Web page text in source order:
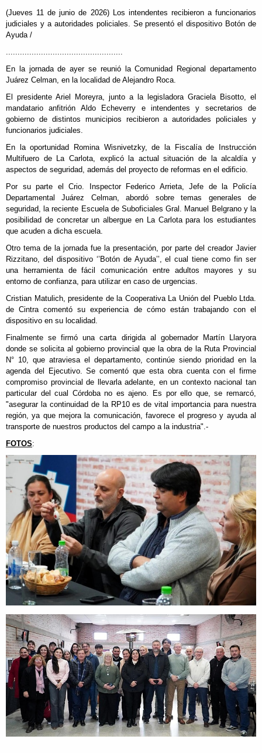
(Jueves 11 de junio de 2026) Los intendentes recibieron a funcionarios
judiciales y a autoridades policiales. Se presentó el dispositivo Botón de
Ayuda /
En la jornada de ayer se reunió la Comunidad Regional departamento
Juárez Celman, en la localidad de Alejandro Roca.
El presidente Ariel Moreyra, junto a la legisladora Graciela Bisotto, el
mandatario anfitrión Aldo Echeverry e intendentes y secretarios de
gobierno de distintos municipios recibieron a autoridades policiales y
funcionarios judiciales.
En la oportunidad Romina Wisnivetzky, de la Fiscalía de Instrucción
Multifuero de La Carlota, explicó la actual situación de la alcaldía y
aspectos de seguridad, además del proyecto de reformas en el edificio.
Por su parte el Crio. Inspector Federico Arrieta, Jefe de la Policía
Departamental Juárez Celman, abordó sobre temas generales de
seguridad, la reciente Escuela de Suboficiales Gral. Manuel Belgrano y la
posibilidad de concretar un albergue en La Carlota para los estudiantes
que acuden a dicha escuela.
Otro tema de la jornada fue la presentación, por parte del creador Javier
Rizzitano, del dispositivo ‘’Botón de Ayuda’’, el cual tiene como fin ser
una herramienta de fácil comunicación entre adultos mayores y su
entorno de confianza, para utilizar en caso de urgencias.
Cristian Matulich, presidente de la Cooperativa La Unión del Pueblo Ltda.
de Cintra comentó su experiencia de cómo están trabajando con el
dispositivo en su localidad.
Finalmente se firmó una carta dirigida al gobernador Martín Llaryora
donde se solicita al gobierno provincial que la obra de la Ruta Provincial
N° 10, que atraviesa el departamento, continúe siendo prioridad en la
agenda del Ejecutivo. Se comentó que esta obra cuenta con el firme
compromiso provincial de llevarla adelante, en un contexto nacional tan
particular del cual Córdoba no es ajeno. Es por ello que, se remarcó,
"asegurar la continuidad de la RP10 es de vital importancia para nuestra
región, ya que mejora la comunicación, favorece el progreso y ayuda al
transporte de nuestros productos del campo a la industria".-
FOTOS: